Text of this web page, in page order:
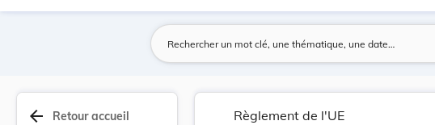
arrow_back Retour accueil Règlement de l'UE